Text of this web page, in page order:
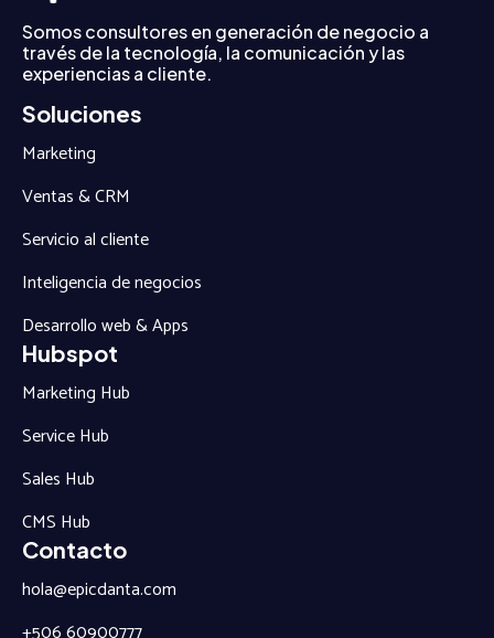
Somos consultores en generación de negocio a
través de la tecnología, la comunicación y las
experiencias a cliente.
Soluciones
Marketing
Ventas & CRM
Servicio al cliente
Inteligencia de negocios
Desarrollo web & Apps
Hubspot
Marketing Hub
Service Hub
Sales Hub
CMS Hub
Contacto
hola@epicdanta.com